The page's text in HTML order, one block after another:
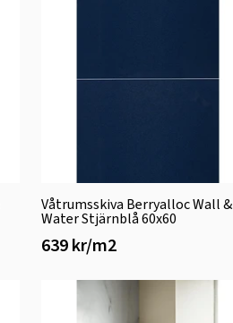
Våtrumsskiva Berryalloc Wall &
Water Stjärnblå 60x60
639 kr/m2